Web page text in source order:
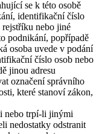
se k této osobě
identifikační číslo
rejstříku nebo jiné
podnikání, popřípadě
osoba uvede v podání
číslo osob nebo
jinou adresu
označení správního
které stanoví zákon,
nebo trpí-li jinými
nedostatky odstranit